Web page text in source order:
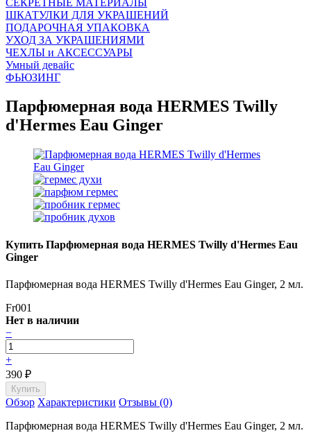
ШКАТУЛКИ ДЛЯ УКРАШЕНИЙ
ПОДАРОЧНАЯ УПАКОВКА
УХОД ЗА УКРАШЕНИЯМИ
ЧEХЛЫ и АКСЕССУАРЫ
Умный девайс
ФЬЮЗИНГ
Парфюмерная вода HERMES Twilly
d'Hermes Eau Ginger
Купить Парфюмерная вода HERMES Twilly d'Hermes Eau
Ginger
​Парфюмерная вода HERMES Twilly d'Hermes Eau Ginger, 2 мл.
Fr001
Нет в наличии
−
+
390 ₽
Обзор Характеристики Отзывы (0)
Парфюмерная вода HERMES Twilly d'Hermes Eau Ginger, 2 мл.